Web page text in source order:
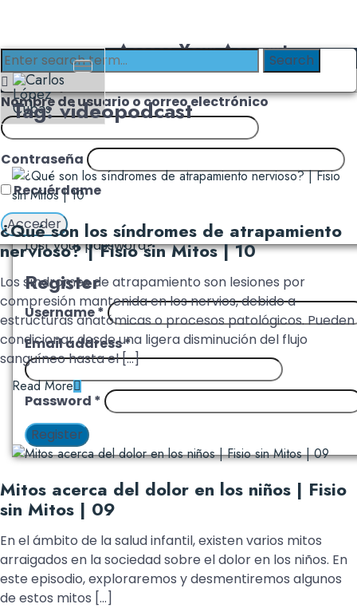
Access Your Account
Login
Username or email address*
Password*
Remember me
Lost your password?
Register
Username*
Email address*
Password *
Register
Login with Clinika
Nombre de usuario o correo electrónico
Contraseña
Recuérdame
Tag: videopodcast
¿Qué son los síndromes de atrapamiento
nervioso? | Fisio sin Mitos | 10
Los síndromes de atrapamiento son lesiones por
compresión mantenida en los nervios, debido a
estructuras anatómicas o procesos patológicos. Pueden
condicionar desde una ligera disminución del flujo
sanguíneo hasta el […]
Read More
Mitos acerca del dolor en los niños | Fisio
sin Mitos | 09
En el ámbito de la salud infantil, existen varios mitos
arraigados en la sociedad sobre el dolor en los niños. En
este episodio, exploraremos y desmentiremos algunos
de estos mitos […]